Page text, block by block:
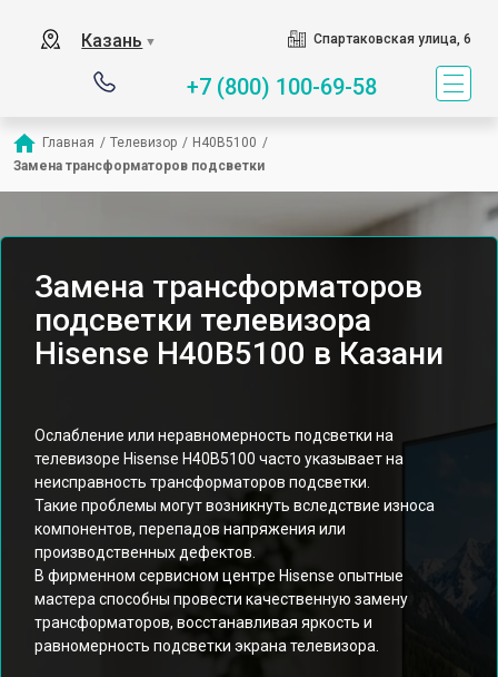
Казань ▼ Спартаковская улица, 6
+7 (800) 100-69-58
Главная / Телевизор / H40B5100 /
Замена трансформаторов подсветки
Замена трансформаторов
подсветки телевизора
Hisense H40B5100 в Казани
Ослабление или неравномерность подсветки на
телевизоре Hisense H40B5100 часто указывает на
неисправность трансформаторов подсветки.
Такие проблемы могут возникнуть вследствие износа
компонентов, перепадов напряжения или
производственных дефектов.
В фирменном сервисном центре Hisense опытные
мастера способны провести качественную замену
трансформаторов, восстанавливая яркость и
равномерность подсветки экрана телевизора.